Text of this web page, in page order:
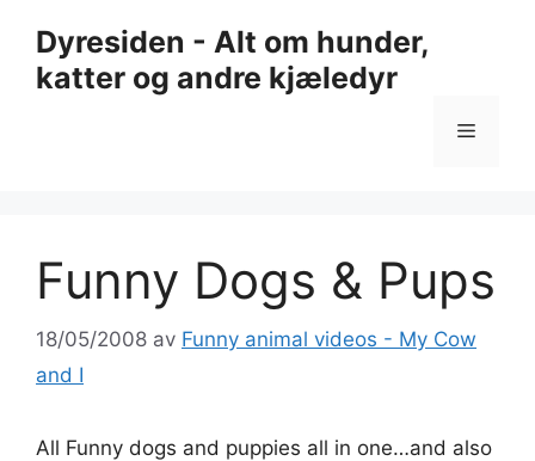
innhold
Dyresiden - Alt om hunder,
katter og andre kjæledyr
Meny
Funny Dogs & Pups
18/05/2008 av Funny animal videos - My Cow
and I
All Funny dogs and puppies all in one…and also